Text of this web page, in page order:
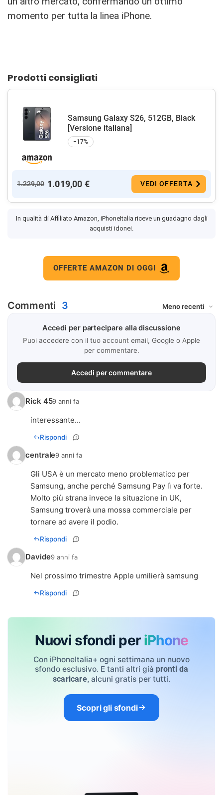
momento per tutta la linea iPhone.
Prodotti consigliati
Samsung Galaxy S26, 512GB, Black
[Versione italiana]
−17%
1.229,00 1.019,00 € VEDI OFFERTA
In qualità di Affiliato Amazon, iPhoneItalia riceve un guadagno dagli
acquisti idonei.
OFFERTE AMAZON DI OGGI
Commenti 3
Accedi per partecipare alla discussione
Puoi accedere con il tuo account email, Google o Apple
per commentare.
Accedi per commentare
Rick 459 anni fa
interessante...
Rispondi
centrale9 anni fa
Gli USA è un mercato meno problematico per
Samsung, anche perché Samsung Pay lì va forte.
Molto più strana invece la situazione in UK,
Samsung troverà una mossa commerciale per
tornare ad avere il podio.
Rispondi
Davide9 anni fa
Nel prossimo trimestre Apple umilierà samsung
Rispondi
Nuovi sfondi per iPhone
Con iPhoneItalia+ ogni settimana un nuovo
sfondo esclusivo. E tanti altri già pronti da
scaricare, alcuni gratis per tutti.
Scopri gli sfondi